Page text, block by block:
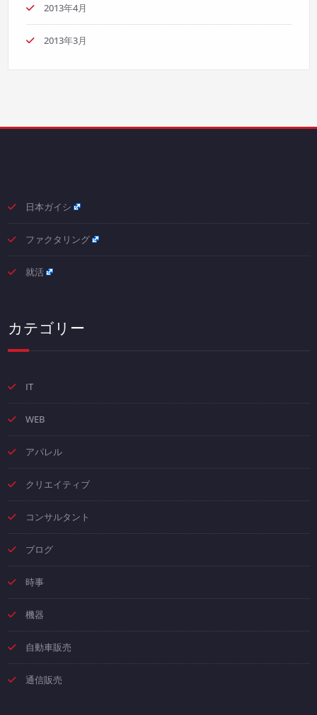
2013年4月
2013年3月
日本ガイシ
ファクタリング
就活
カテゴリー
IT
WEB
アパレル
クリエイティブ
コンサルタント
ブログ
時事
機器
自動車販売
通信販売